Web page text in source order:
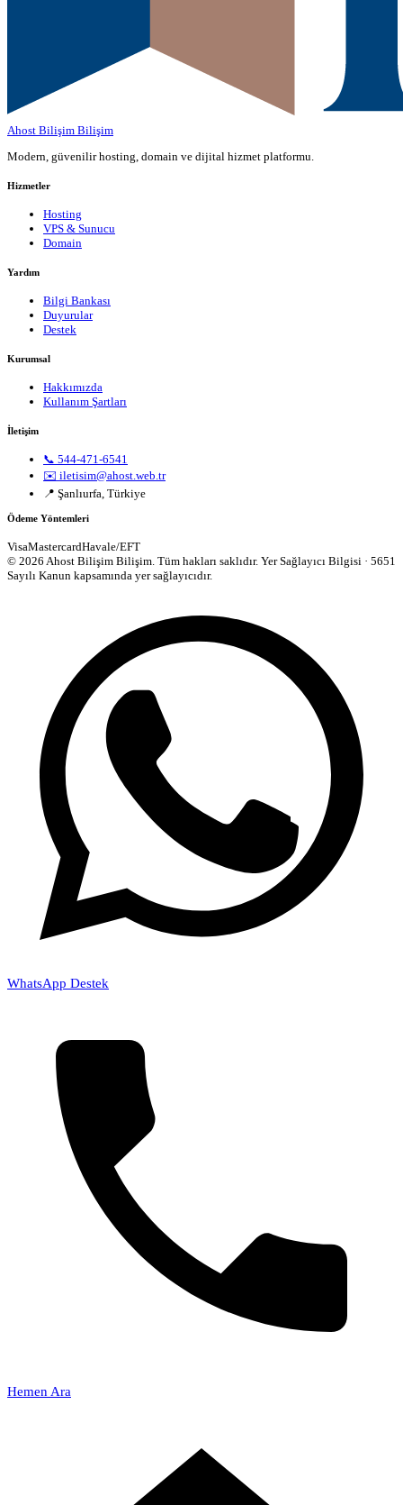
Ahost Bilişim Bilişim
Modern, güvenilir hosting, domain ve dijital hizmet platformu.
Hizmetler
Hosting
VPS & Sunucu
Domain
Yardım
Bilgi Bankası
Duyurular
Destek
Kurumsal
Hakkımızda
Kullanım Şartları
İletişim
📞 544-471-6541
✉️ iletisim@ahost.web.tr
📍 Şanlıurfa, Türkiye
Ödeme Yöntemleri
VisaMastercardHavale/EFT
© 2026 Ahost Bilişim Bilişim. Tüm hakları saklıdır. Yer Sağlayıcı Bilgisi · 5651
Sayılı Kanun kapsamında yer sağlayıcıdır.
WhatsApp Destek
Hemen Ara